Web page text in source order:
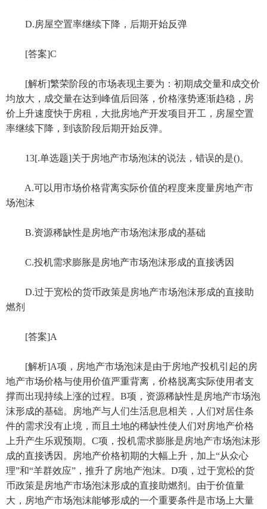
D.房屋空置率继续下降，后期开始反弹
[答案]C
[解析]繁荣阶段的市场表现主要为：初期成交量和成交价
均放大，成交量在达到峰值后回落，价格涨势逐渐趋稳，房
价上升速度快于房租，大批房地产开发项目开工，房屋空置
率继续下降，到该阶段后期开始反弹。
13[.单选题]关于房地产市场泡沫的说法，错误的是()。
A.可以用市场价格背离实际价值的程度来度量房地产市
场泡沫
B.资源稀缺性是房地产市场泡沫形成的基础
C.投机需求膨胀是房地产市场泡沫形成的直接诱因
D.过于宽松的货币政策是房地产市场泡沫形成的直接助
燃剂
[答案]A
[解析]A项，房地产市场泡沫是由于房地产投机引起的房
地产市场价格与使用价值严重背离，价格脱离实际使用者支
撑而出现持续上涨的过程。B项，资源稀缺性是房地产市场泡
沫形成的基础。房地产与人们生活息息相关，人们对居住条
件的需求没有止境，而且土地的稀缺性使人们对房地产价格
上升产生乐观预期。C项，投机需求膨胀是房地产市场泡沫形
成的直接诱因。房地产价格初期的大幅上升，加上“从众心
理”和“羊群效应”，推升了房地产泡沫。D项，过于宽松的货
币政策是房地产市场泡沫形成的直接助燃剂。由于价值量
大，房地产市场泡沫能够形成的一个重要条件是市场上大量